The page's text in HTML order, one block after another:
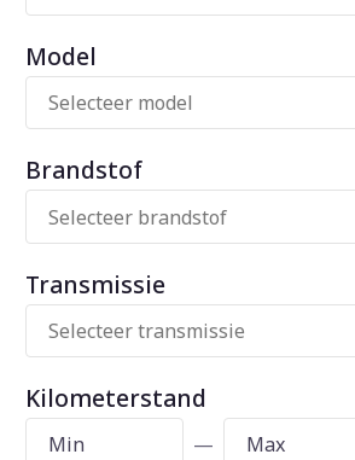
Model
Brandstof
Transmissie
Kilometerstand
—